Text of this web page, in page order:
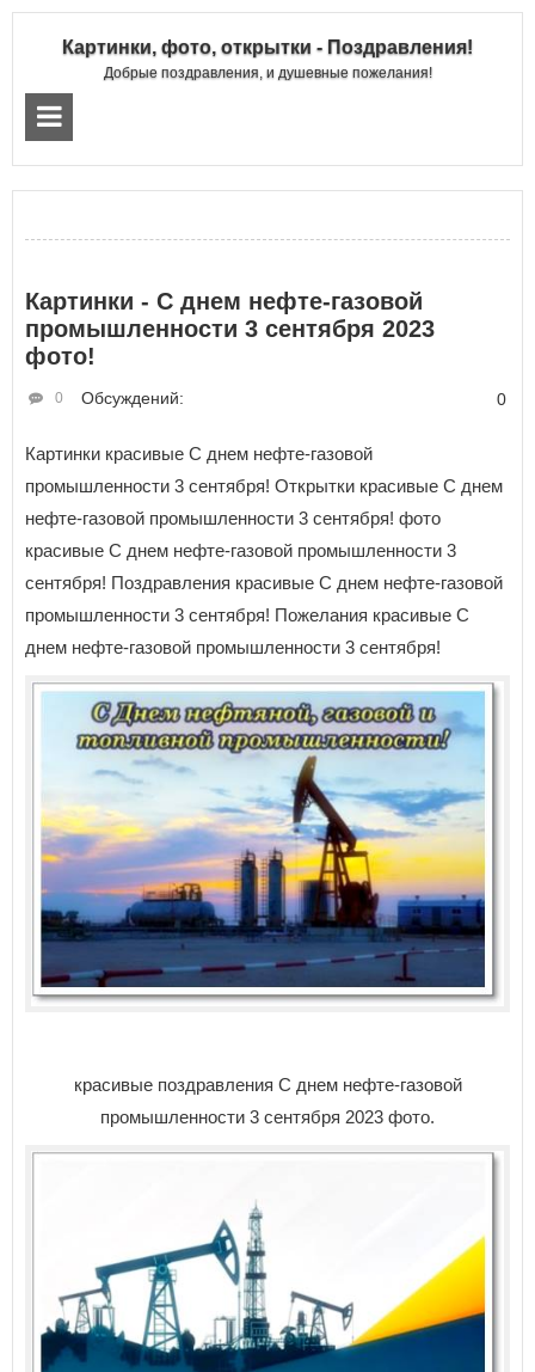
Картинки, фото, открытки - Поздравления!
Добрые поздравления, и душевные пожелания!
Картинки - С днем нефте-газовой
промышленности 3 сентября 2023
фото!
Обсуждений:
0 0
Картинки красивые С днем нефте-газовой
промышленности 3 сентября! Открытки красивые С днем
нефте-газовой промышленности 3 сентября! фото
красивые С днем нефте-газовой промышленности 3
сентября! Поздравления красивые С днем нефте-газовой
промышленности 3 сентября! Пожелания красивые С
днем нефте-газовой промышленности 3 сентября!
красивые поздравления С днем нефте-газовой
промышленности 3 сентября 2023 фото.